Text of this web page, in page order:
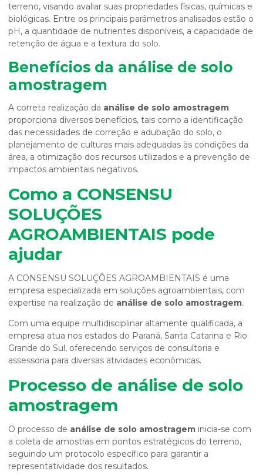
terreno, visando avaliar suas propriedades físicas, químicas e
biológicas. Entre os principais parâmetros analisados estão o
pH, a quantidade de nutrientes disponíveis, a capacidade de
retenção de água e a textura do solo.
Benefícios da análise de solo
amostragem
A correta realização da análise de solo amostragem
proporciona diversos benefícios, tais como a identificação
das necessidades de correção e adubação do solo, o
planejamento de culturas mais adequadas às condições da
área, a otimização dos recursos utilizados e a prevenção de
impactos ambientais negativos.
Como a CONSENSU
SOLUÇÕES
AGROAMBIENTAIS pode
ajudar
A CONSENSU SOLUÇÕES AGROAMBIENTAIS é uma
empresa especializada em soluções agroambientais, com
expertise na realização de análise de solo amostragem.
Com uma equipe multidisciplinar altamente qualificada, a
empresa atua nos estados do Paraná, Santa Catarina e Rio
Grande do Sul, oferecendo serviços de consultoria e
assessoria para diversas atividades econômicas.
Processo de análise de solo
amostragem
O processo de análise de solo amostragem inicia-se com
a coleta de amostras em pontos estratégicos do terreno,
seguindo um protocolo específico para garantir a
representatividade dos resultados.